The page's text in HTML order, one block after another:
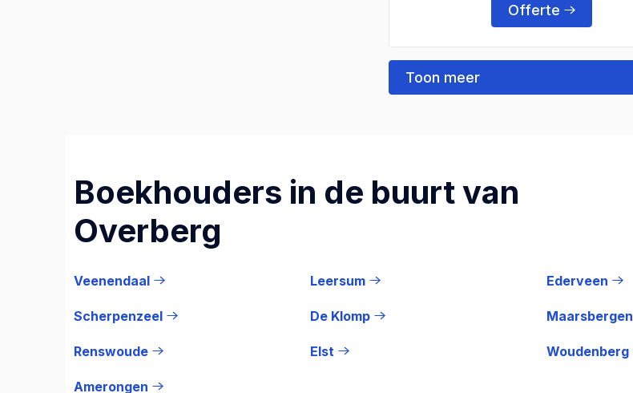
Offerte
Toon meer
Boekhouders in de buurt van
Overberg
Veenendaal
Scherpenzeel
Renswoude
Amerongen
Leersum
De Klomp
Elst
Ederveen
Maarsbergen
Woudenberg